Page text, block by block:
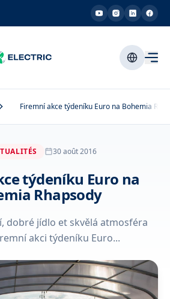
Firemní akce týdeníku Euro na Bohemia
30 août 2016
týdeníku Euro na
Rhapsody
dobré jídlo et skvělá atmosféra
akci týdeníku Euro...